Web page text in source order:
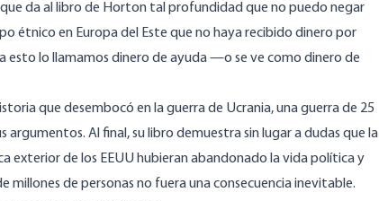
da al libro de Horton tal profundidad que no puedo negar
étnico en Europa del Este que no haya recibido dinero por
esto lo llamamos dinero de ayuda —o se ve como dinero de
que desembocó en la guerra de Ucrania, una guerra de 25
argumentos. Al final, su libro demuestra sin lugar a dudas que la
exterior de los EEUU hubieran abandonado la vida política y
millones de personas no fuera una consecuencia inevitable.